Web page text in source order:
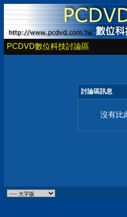
PCDVD數位科技討論區
討論區訊息
沒有比